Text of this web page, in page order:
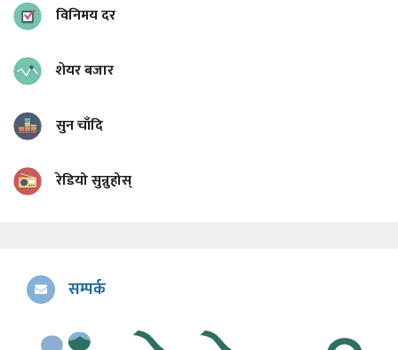
विनिमय दर
शेयर बजार
सुन चाँदि
रेडियो सुन्नुहोस्
सम्पर्क